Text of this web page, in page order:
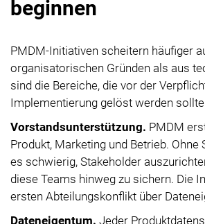
beginnen
PMDM-Initiativen scheitern häufiger
organisatorischen Gründen als aus
sind die Bereiche, die vor der
Implementierung gelöst werden
Vorstandsunterstützung. PMDM
Produkt, Marketing und Betrieb. Ohne
es schwierig, Stakeholder
diese Teams hinweg zu sichern. Die
ersten Abteilungskonflikt über
Dateneigentum. Jeder